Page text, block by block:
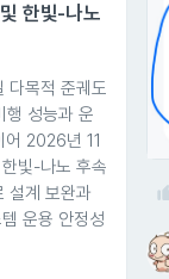
한빛-나노
다목적 준궤도
행 성능과 운
어 2026년 11
빛-나노 후속
설계 보완과
운용 안정성